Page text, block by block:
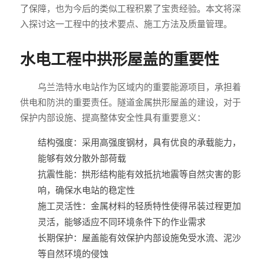
了保障，也为今后的类似工程积累了宝贵经验。本文将深
入探讨这一工程中的技术要点、施工方法及质量管理。
水电工程中拱形屋盖的重要性
乌兰浩特水电站作为区域内的重要能源项目，承担着
供电和防洪的重要责任。隧道金属拱形屋盖的建设，对于
保护内部设施、提高整体安全性具有重要意义：
结构强度：采用高强度钢材，具有优良的承载能力，
能够有效分散外部荷载
抗震性能：拱形结构能有效抵抗地震等自然灾害的影
响，确保水电站的稳定性
施工灵活性：金属材料的轻质特性使得吊装过程更加
灵活，能够适应不同环境条件下的作业需求
长期保护：屋盖能有效保护内部设施免受水流、泥沙
等自然环境的侵蚀